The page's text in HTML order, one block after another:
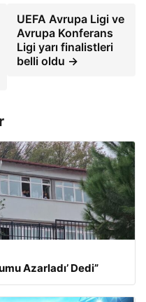
UEFA Avrupa Ligi ve
Avrupa Konferans
Ligi yarı finalistleri
belli oldu →
Azarladı’ Dedi”